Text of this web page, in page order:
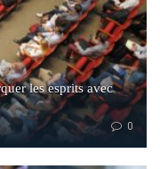
les esprits avec
0